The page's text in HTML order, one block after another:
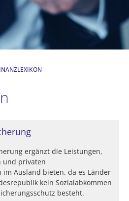
ergänzt die Leistungen,
und privaten
im Ausland bieten, da es Länder
kein Sozialabkommen
besteht.